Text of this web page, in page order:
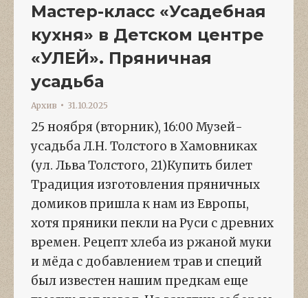
Мастер-класс «Усадебная
кухня» в Детском центре
«УЛЕЙ». Пряничная
усадьба
Архив 31.10.2025
25 ноября (вторник), 16:00 Музей-
усадьба Л.Н. Толстого в Хамовниках
(ул. Льва Толстого, 21)Купить билет
Традиция изготовления пряничных
домиков пришла к нам из Европы,
хотя пряники пекли на Руси с древних
времен. Рецепт хлеба из ржаной муки
и мёда с добавлением трав и специй
был известен нашим предкам еще